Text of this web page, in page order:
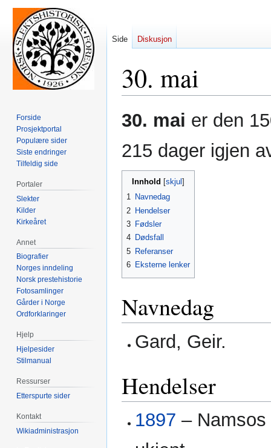
30. mai
Hopp
til
Hopp
til
30. mai er den
215 dager igjen
Innhold
1 Navnedag
2 Hendelser
3 Fødsler
4 Dødsfall
5 Referanser
6 Eksterne lenker
Navnedag
Gard, Geir.
Hendelser
1897 –
Side Diskusjon
Forside
Prosjektportal
Populære sider
Siste endringer
Tilfeldig side
Portaler
Slekter
Kilder
Kirkeåret
Annet
Biografier
Norges inndeling
Norsk prestehistorie
Fotosamlinger
Gårder i Norge
Ordforklaringer
Hjelp
Hjelpesider
Stilmanual
Ressurser
Etterspurte sider
Kontakt
Wikiadministrasjon